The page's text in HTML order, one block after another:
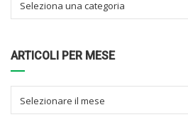
Seleziona una categoria
ARTICOLI PER MESE
Selezionare il mese